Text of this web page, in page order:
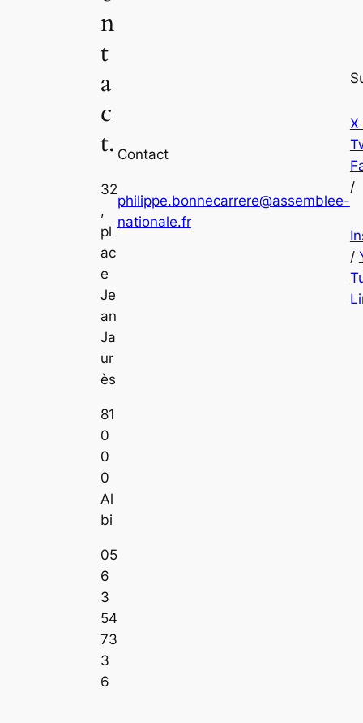
n
t
a
c
t.
32
,
pl
ac
e
Je
an
Ja
ur
ès
81
0
0
0
Al
bi
05
6
3
54
73
3
6
Contact
philippe.bonnecarrere@assemblee-
nationale.fr
X
/
/